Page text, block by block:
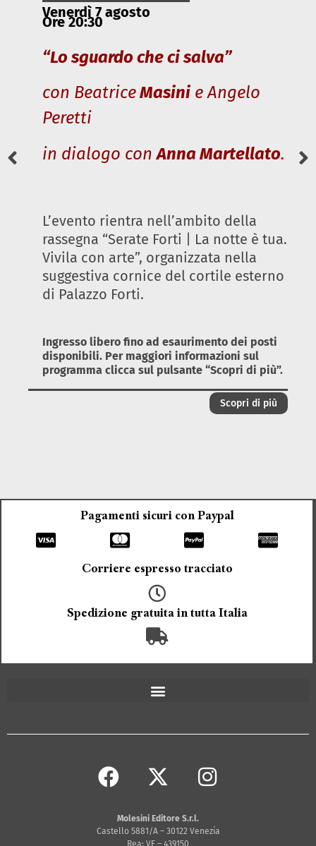
Venerdì 7 agosto
Ore 20:30
“Lo sguardo che ci salva”
con BeatriceMasini e Angelo
Peretti
in dialogo conAnna Martellato.
L’evento rientra nell’ambito della
rassegna “Serate Forti | La notte è tua.
Vivila con arte”, organizzata nella
suggestiva cornice del cortile esterno
di Palazzo Forti.
Ingresso libero fino ad esaurimento dei posti
disponibili. Per maggiori informazioni sul
programma clicca sul pulsante “Scopri di più”.
Scopri di più
Pagamenti sicuri con Paypal
Corriere espresso tracciato
Spedizione gratuita in tutta Italia
Molesini Editore S.r.l.
Castello 5881/A – 30122 Venezia